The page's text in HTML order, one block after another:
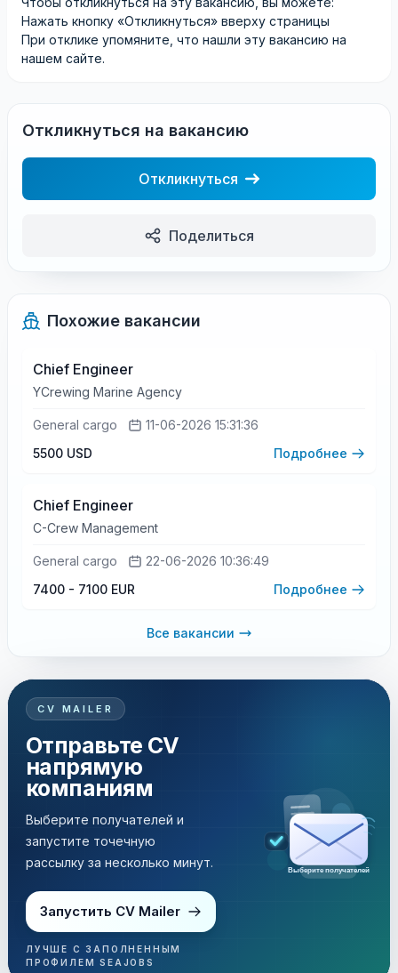
Нажать кнопку «Откликнуться» вверху страницы
При отклике упомяните, что нашли эту вакансию на
нашем сайте.
Откликнуться на вакансию
Откликнуться
Поделиться
Похожие вакансии
Chief Engineer
YCrewing Marine Agency
General cargo
11-06-2026 15:31:36
5500 USD
Подробнее
Chief Engineer
C-Crew Management
General cargo
22-06-2026 10:36:49
7400 - 7100 EUR
Подробнее
Все вакансии
CV MAILER
Отправьте CV
напрямую
компаниям
Выберите получателей и
запустите точечную
рассылку за несколько минут.
Запустить CV Mailer
ЛУЧШЕ С ЗАПОЛНЕННЫМ
ПРОФИЛЕМ SEAJOBS
Выберите получателей